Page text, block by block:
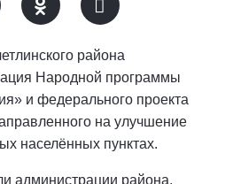
района
Народной программы
и федерального проекта
на улучшение
населённых пунктах.
администрации района,